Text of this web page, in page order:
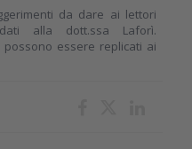
da dare ai lettori
alla dott.ssa Laforì.
possono essere replicati ai